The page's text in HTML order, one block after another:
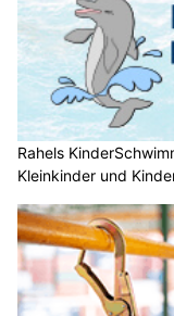
Rahels
Kleinkinder und